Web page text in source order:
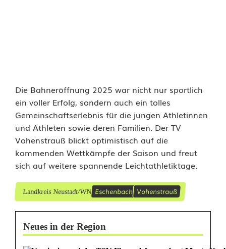
Die Bahneröffnung 2025 war nicht nur sportlich
ein voller Erfolg, sondern auch ein tolles
Gemeinschaftserlebnis für die jungen Athletinnen
und Athleten sowie deren Familien. Der TV
Vohenstrauß blickt optimistisch auf die
kommenden Wettkämpfe der Saison und freut
sich auf weitere spannende Leichtathletiktage.
Landkreis Neustadt/WN Eschenbach Vohenstrauß
Neues in der Region